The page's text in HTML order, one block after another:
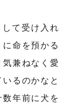
て受け入れ
命を預かる
兼ねなく愛
るのかなと
年前に犬を